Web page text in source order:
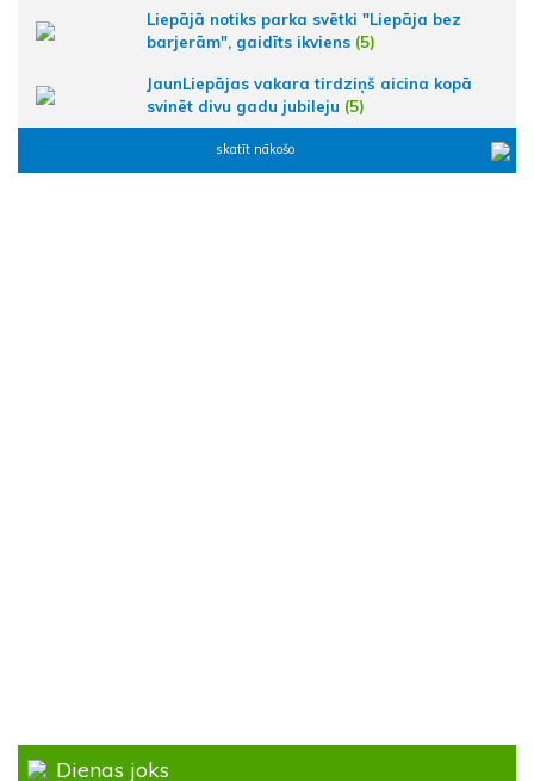
Liepājā notiks parka svētki "Liepāja bez
barjerām", gaidīts ikviens (5)
JaunLiepājas vakara tirdziņš aicina kopā
svinēt divu gadu jubileju (5)
skatīt nākošo
Dienas joks